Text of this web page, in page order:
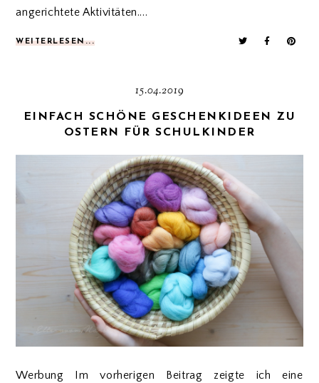
angerichtete Aktivitäten....
WEITERLESEN...
15.04.2019
EINFACH SCHÖNE GESCHENKIDEEN ZU
OSTERN FÜR SCHULKINDER
Werbung Im vorherigen Beitrag zeigte ich eine